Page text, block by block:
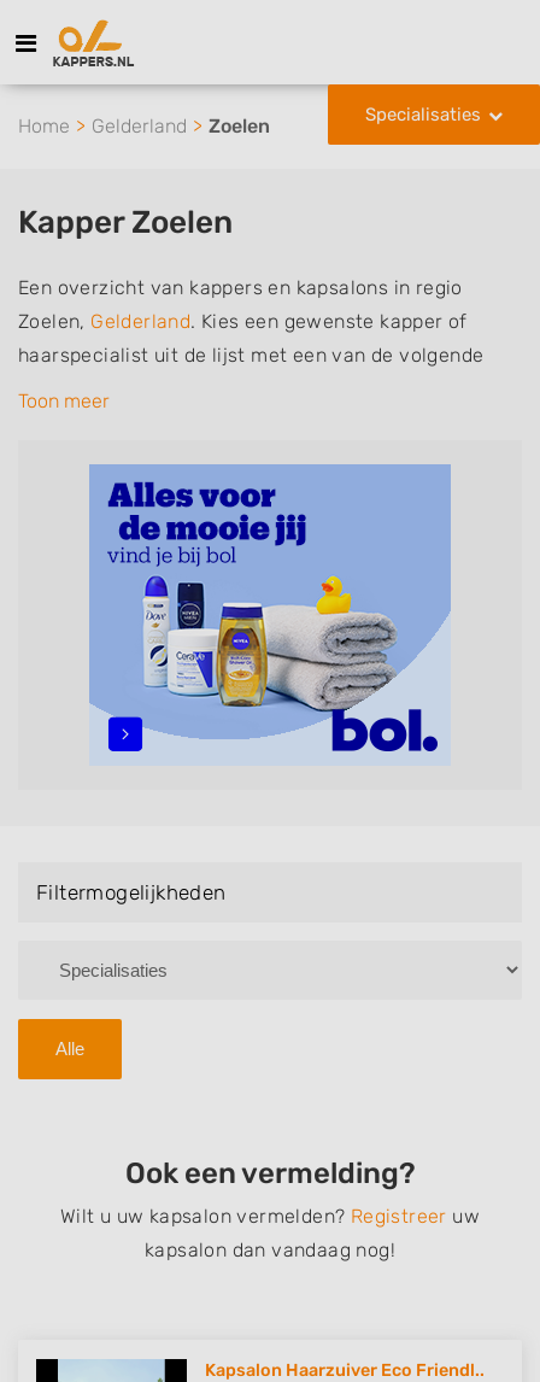
Specialisaties
Home Gelderland Zoelen
Kapper Zoelen
Een overzicht van kappers en kapsalons in regio
Zoelen, Gelderland. Kies een gewenste kapper of
haarspecialist uit de lijst met een van de volgende
specialisaties of aantekeningen: mannen of
zonder afspraak terecht kunt. De vermelde kappers
kunnen uw haren wassen, knippen, föhnen en kleuren,
maar ook helpen met extensions, balyage, invlechten,
opsteken, weave, een keratinebehandeling, een
permanent, een bruidkapsel, make-up & visagie,
epileren, schoonheidsbehandelingen, het trimmen van
een baard en pruiken. U kunt de zoekresultaten
filteren met behulp van de specialisatie filter en u
Toon meer
Filtermogelijkheden
Alle
Ook een vermelding?
Wilt u uw kapsalon vermelden? Registreer uw
kapsalon dan vandaag nog!
Kapsalon Haarzuiver Eco Friendl..